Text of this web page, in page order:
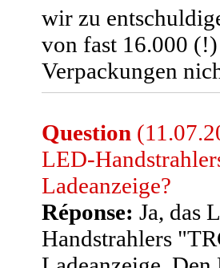
wir zu
von fast 16.000
Verpackungen
Question
LED-
Ladeanzeige?
Réponse: Ja, das
Handstrahlers